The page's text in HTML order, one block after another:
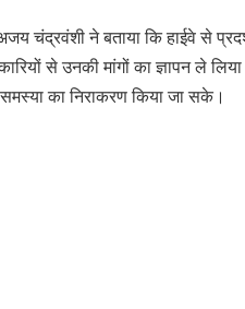
चंद्रवंशी ने बताया कि हाईवे से
से उनकी मांगों का ज्ञापन ले
का निराकरण किया जा सके।